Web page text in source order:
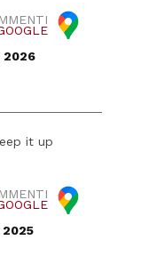
2026
it up
2025